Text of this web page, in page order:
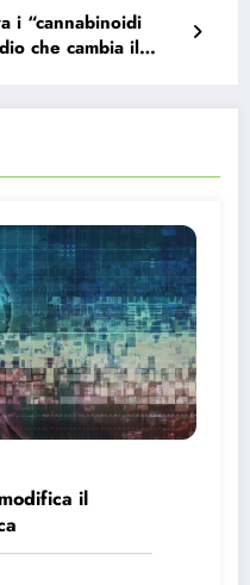
i “cannabinoidi
che cambia il
il